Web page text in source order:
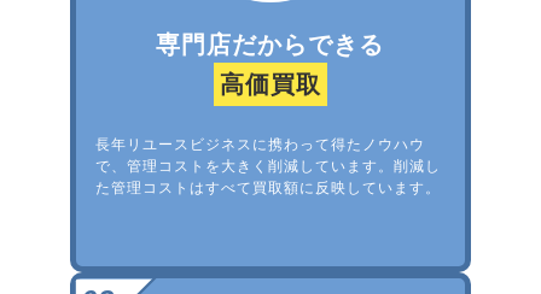
専門店だからできる
高価買取
長年リユースビジネスに携わって得たノウハウ
で、管理コストを大きく削減しています。削減し
た管理コストはすべて買取額に反映しています。